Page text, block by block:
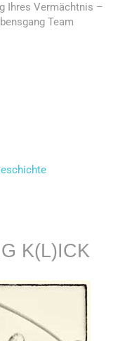
Ihres Vermächtnis –
Team
K(L)ICK